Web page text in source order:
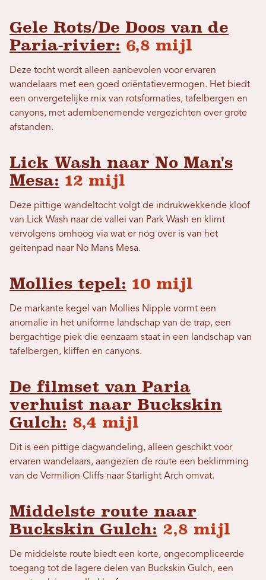
Gele Rots/De Doos van de
Paria-rivier: 6,8 mijl
Deze tocht wordt alleen aanbevolen voor ervaren
wandelaars met een goed oriëntatievermogen. Het biedt
een onvergetelijke mix van rotsformaties, tafelbergen en
canyons, met adembenemende vergezichten over grote
afstanden.
Lick Wash naar No Man's
Mesa: 12 mijl
Deze pittige wandeltocht volgt de indrukwekkende kloof
van Lick Wash naar de vallei van Park Wash en klimt
vervolgens omhoog via wat er nog over is van het
geitenpad naar No Mans Mesa.
Mollies tepel: 10 mijl
De markante kegel van Mollies Nipple vormt een
anomalie in het uniforme landschap van de trap, een
bergachtige piek die eenzaam staat in een landschap van
tafelbergen, kliffen en canyons.
De filmset van Paria
verhuist naar Buckskin
Gulch: 8,4 mijl
Dit is een pittige dagwandeling, alleen geschikt voor
ervaren wandelaars, aangezien de route een beklimming
van de Vermilion Cliffs naar Starlight Arch omvat.
Middelste route naar
Buckskin Gulch: 2,8 mijl
De middelste route biedt een korte, ongecompliceerde
toegang tot de lagere delen van Buckskin Gulch, een